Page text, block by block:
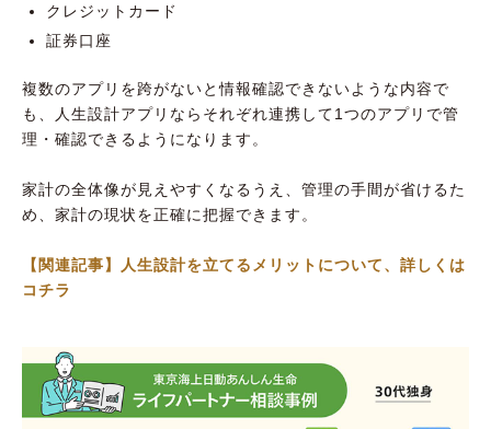
クレジットカード
証券口座
複数のアプリを跨がないと情報確認できないような内容で
も、人生設計アプリならそれぞれ連携して1つのアプリで管
理・確認できるようになります。
家計の全体像が見えやすくなるうえ、管理の手間が省けるた
め、家計の現状を正確に把握できます。
【関連記事】人生設計を立てるメリットについて、詳しくは
コチラ